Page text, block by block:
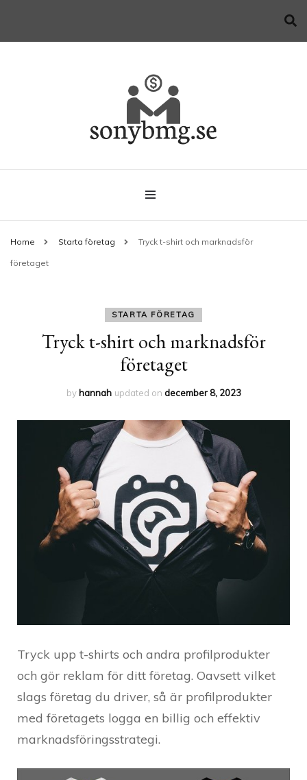
sonybmg.se
Home Starta företag Tryck t-shirt och marknadsför
företaget
STARTA FÖRETAG
Tryck t-shirt och marknadsför
företaget
by hannah updated on december 8, 2023
Tryck upp t-shirts och andra profilprodukter
och gör reklam för ditt företag. Oavsett vilket
slags företag du driver, så är profilprodukter
med företagets logga en billig och effektiv
marknadsföringsstrategi.